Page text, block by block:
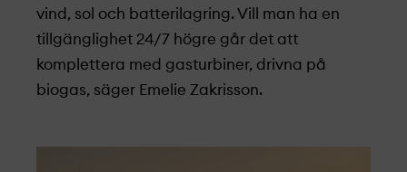
vind, sol och batterilagring. Vill man ha en
tillgänglighet 24/7 högre går det att
komplettera med gasturbiner, drivna på
biogas, säger Emelie Zakrisson.